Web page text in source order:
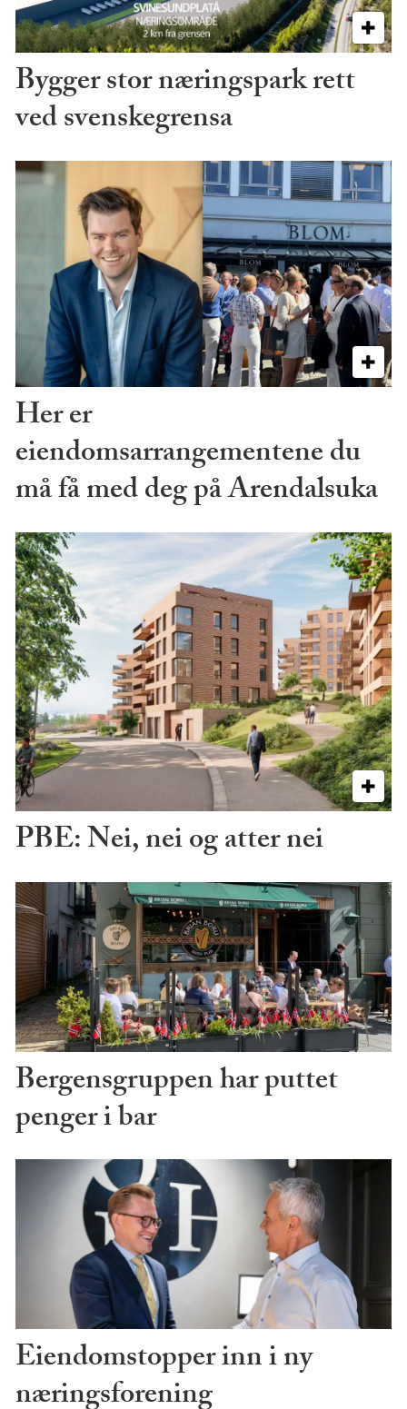
Bygger stor næringspark rett
ved svenskegrensa
Her er
eiendomsarrangementene du
må få med deg på Arendalsuka
PBE: Nei, nei og atter nei
Bergensgruppen har puttet
penger i bar
Eiendomstopper inn i ny
næringsforening